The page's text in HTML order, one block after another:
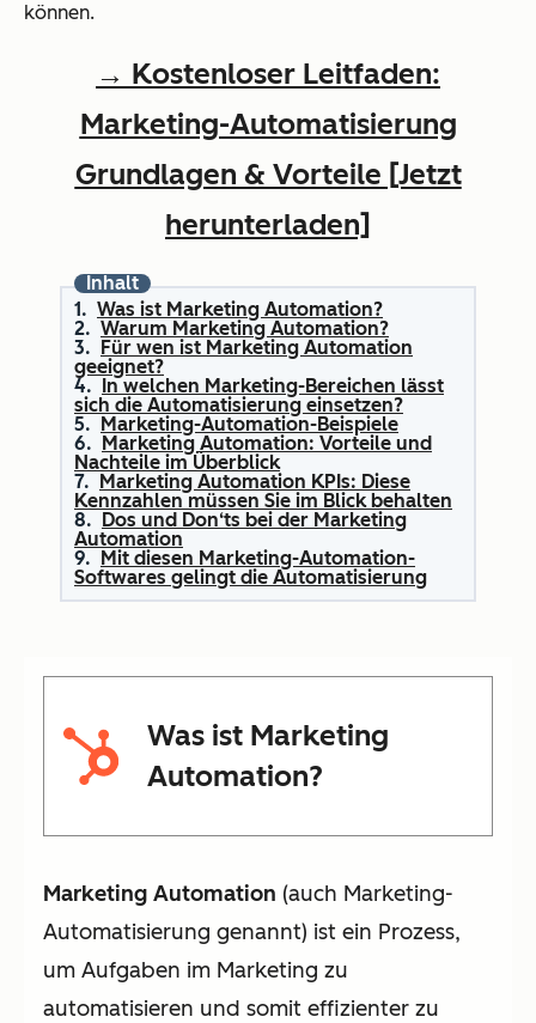
können.
→ Kostenloser Leitfaden:
Marketing-Automatisierung
Grundlagen & Vorteile [Jetzt
herunterladen]
Inhalt
Was ist Marketing Automation?
Warum Marketing Automation?
Für wen ist Marketing Automation
geeignet?
In welchen Marketing-Bereichen lässt
sich die Automatisierung einsetzen?
Marketing-Automation-Beispiele
Marketing Automation: Vorteile und
Nachteile im Überblick
Marketing Automation KPIs: Diese
Kennzahlen müssen Sie im Blick behalten
Dos und Don‘ts bei der Marketing
Automation
Mit diesen Marketing-Automation-
Softwares gelingt die Automatisierung
Was ist Marketing
Automation?
Marketing Automation (auch Marketing-
Automatisierung genannt) ist ein Prozess,
um Aufgaben im Marketing zu
automatisieren und somit effizienter zu